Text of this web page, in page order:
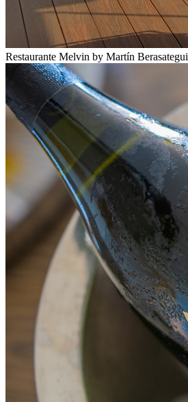
Restaurante Melvin by Martín Berasategui